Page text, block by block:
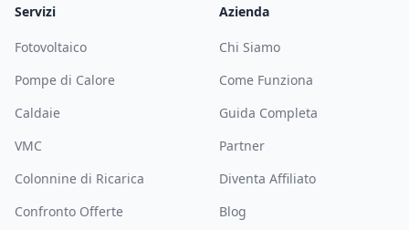
Servizi
Fotovoltaico
Pompe di Calore
Caldaie
VMC
Colonnine di Ricarica
Confronto Offerte
Azienda
Chi Siamo
Come Funziona
Guida Completa
Partner
Diventa Affiliato
Blog